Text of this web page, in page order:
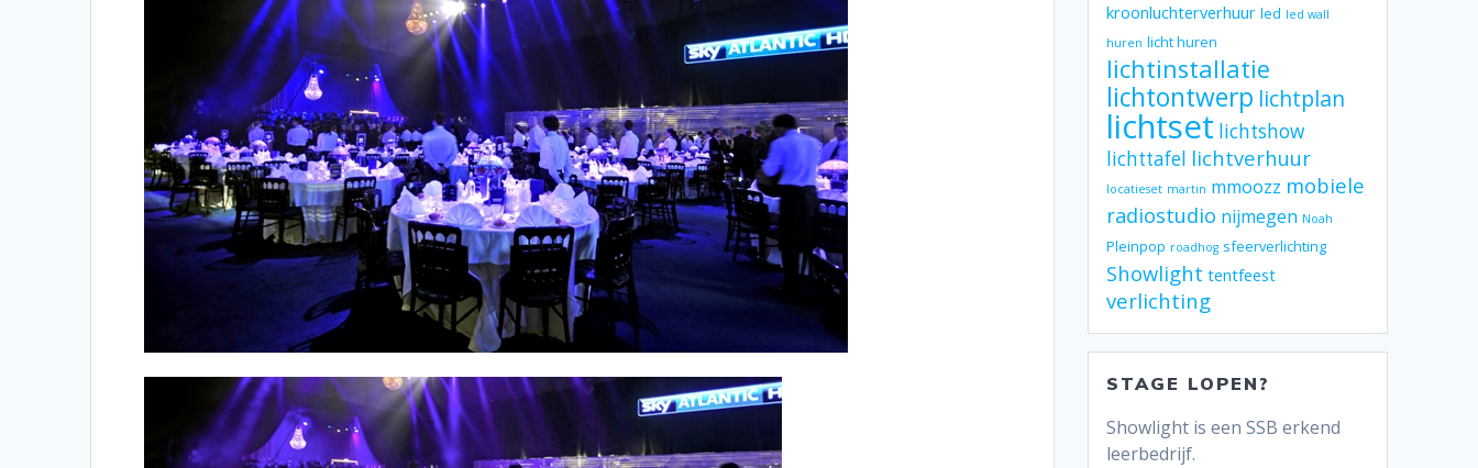
kroonluchterverhuur led led wall
huren licht huren
lichtinstallatie
lichtontwerp lichtplan
lichtset lichtshow
lichttafel lichtverhuur
locatieset martin mmoozz mobiele
radiostudio nijmegen Noah
Pleinpop roadhog sfeerverlichting
Showlight tentfeest
verlichting
STAGE LOPEN?
Showlight is een SSB erkend
leerbedrijf.